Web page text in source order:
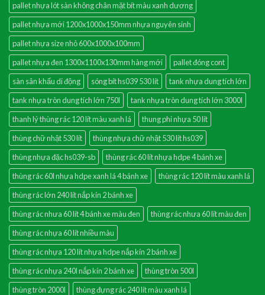
pallet nhựa lót sàn không chân mặt bít màu xanh dương
pallet nhựa mới 1200x1000x150mm nhựa nguyên sinh
pallet nhựa size nhỏ 600x1000x100mm
pallet nhựa đen 1300x1100x130mm hàng mới
pallet đóng cont
sàn sân khấu di động
sóng bít hs039 530 lít
tank nhựa dung tích lớn
tank nhựa tròn dung tích lớn 750l
tank nhựa tròn dung tích lớn 3000l
thanh lý thùng rác 120 lít màu xanh lá
thung phi nhựa 50 lít
thùng chữ nhật 530 lít
thùng nhựa chữ nhật 530 lít hs039
thùng nhựa đặc hs039-sb
thùng rác 60 lít nhựa hdpe 4 bánh xe
thùng rác 60l nhựa hdpe xanh lá 4 bánh xe
thùng rác 120 lít màu xanh lá
thùng rác lớn 240 lít nắp kín 2 bánh xe
thùng rác nhưa 60 lít 4 bánh xe màu đen
thùng rác nhưa 60 lít màu đen
thùng rác nhựa 60 lít nhiều màu
thùng rác nhựa 120 lít nhựa hdpe nắp kín 2 bánh xe
thùng rác nhựa 240l nắp kín 2 bánh xe
thùng tròn 500l
thùng tròn 2000l
thùng đựng rác 240 lít màu xanh lá